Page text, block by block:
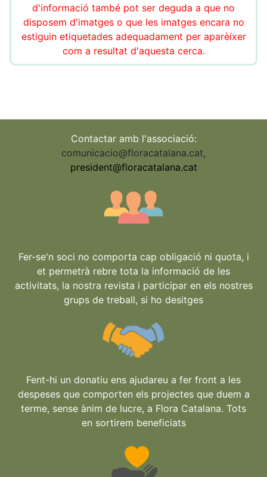
d'informació també pot ser deguda a que no
disposem d'imatges o que les imatges encara no
estiguin etiquetades adequadament per aparèixer
com a resultat d'aquesta cerca.
Contactar amb l'associació:
comunicacio@floracatalana.cat,
president@floracatalana.cat
Fer-se'n soci no comporta cap obligació ni quota, i
et permetrà rebre tota la informació de les
activitats, la nostra revista i participar en els nostres
grups de treball, si ho desitges
Fent-hi un donatiu ens ajudareu a fer front a les
despeses que comporten els projectes que duem a
terme, sense ànim de lucre, a Flora Catalana. Tots
en sortirem beneficiats